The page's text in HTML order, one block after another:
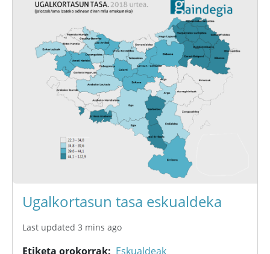
Ugalkortasun tasa eskualdeka
Last updated 3 mins ago
Etiketa orokorrak
Eskualdeak